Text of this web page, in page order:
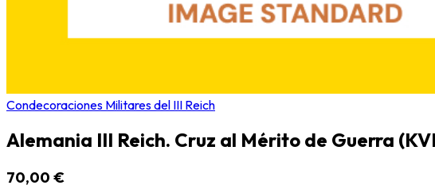
Condecoraciones Militares del III Reich
Alemania III Reich. Cruz al Mérito de Guerra
70,00 €